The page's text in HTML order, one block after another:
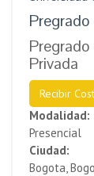
Privada
Recibir
Modalidad:
Presencial
Ciudad:
Bogota,